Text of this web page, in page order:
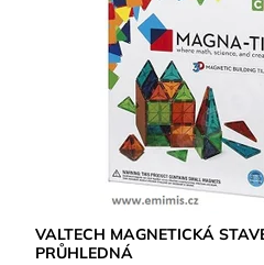
VALTECH MAGNETICKÁ
PRŮHLEDNÁ